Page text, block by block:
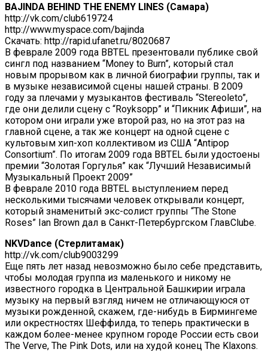
BAJINDA BEHIND THE ENEMY LINES (Самара)
http://vk.com/club619724
http://www.myspace.com/bajinda
Скачать: http://rapid.ufanet.ru/8020687
В феврале 2009 года BBTEL презентовали публике свой
сингл под названием “Money to Burn”, который стал
новым прорывом как в личной биографии группы, так и
в музыке независимой сцены нашей страны. В 2009
году за плечами у музыкантов фестиваль “Stereoleto”,
где они делили сцену с “Royksopp” и “Пикник Афиши”, на
котором они играли уже второй раз, но на этот раз на
главной сцене, а так же концерт на одной сцене с
культовым хип-хоп коллективом из США “Antipop
Consortium”. По итогам 2009 года BBTEL были удостоены
премии “Золотая Горгулья” как “Лучший Независимый
Музыкальный Проект 2009”
В феврале 2010 года BBTEL выступлением перед
несколькими тысячами человек открывали концерт,
который знаменитый экс-солист группы “The Stone
Roses” Ian Brown дал в Санкт-Петербургском ГлавClube.
NKVDance (Стерлитамак)
http://vk.com/club9003299
Еще пять лет назад невозможно было себе представить,
чтобы молодая группа из маленького и никому не
известного городка в Центральной Башкирии играла
музыку на первый взгляд ничем не отличающуюся от
музыки рожденной, скажем, где-нибудь в Бирмингеме
или окрестностях Шеффилда, то теперь практически в
каждом более-менее крупном городе России есть свои
The Verve, The Pink Dots, или на худой конец The Klaxons.